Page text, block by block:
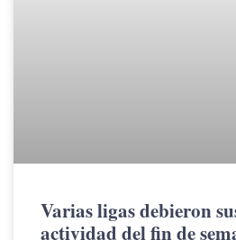
Varias ligas debieron
actividad del fin de